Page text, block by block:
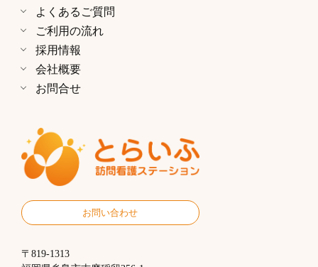
よくあるご質問
ご利用の流れ
採用情報
会社概要
お問合せ
お問い合わせ
〒819-1313